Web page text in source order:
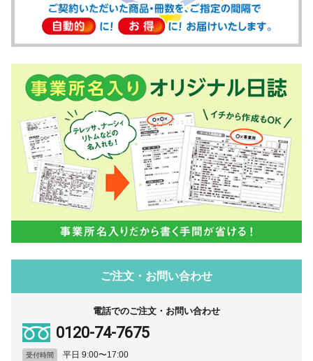
ご注文・お問い合わせ
電話でのご注文・お問い合わせ
0120-74-7675
受付時間 平日 9:00〜17:00